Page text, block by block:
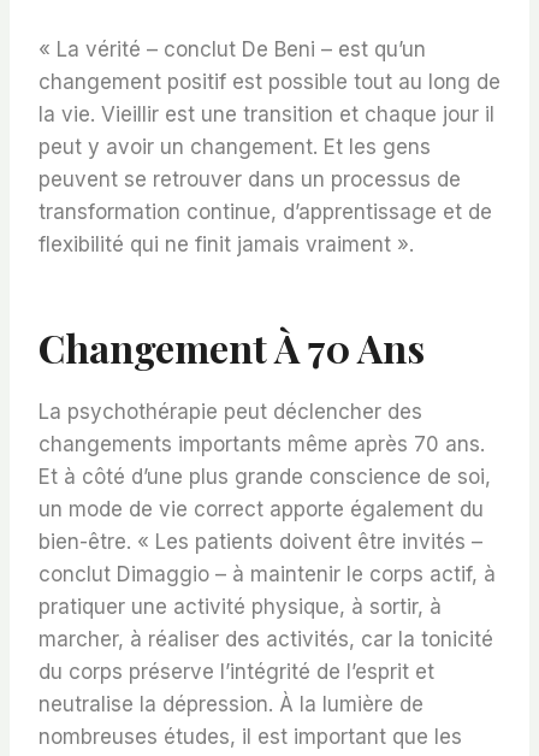
« La vérité – conclut De Beni – est qu’un
changement positif est possible tout au long de
la vie. Vieillir est une transition et chaque jour il
peut y avoir un changement. Et les gens
peuvent se retrouver dans un processus de
transformation continue, d’apprentissage et de
flexibilité qui ne finit jamais vraiment ».
Changement À 70 Ans
La psychothérapie peut déclencher des
changements importants même après 70 ans.
Et à côté d’une plus grande conscience de soi,
un mode de vie correct apporte également du
bien-être. « Les patients doivent être invités –
conclut Dimaggio – à maintenir le corps actif, à
pratiquer une activité physique, à sortir, à
marcher, à réaliser des activités, car la tonicité
du corps préserve l’intégrité de l’esprit et
neutralise la dépression. À la lumière de
nombreuses études, il est important que les